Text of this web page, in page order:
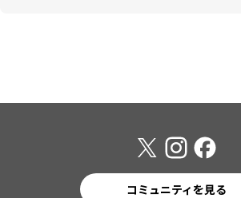
コミュニティを見る